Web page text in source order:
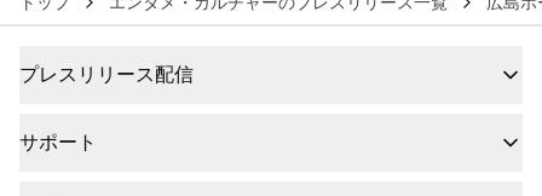
プレスリリース配信
サポート